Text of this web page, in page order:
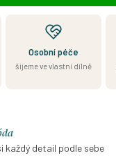
Osobní péče
šijeme ve vlastní dílně
každý detail podle sebe